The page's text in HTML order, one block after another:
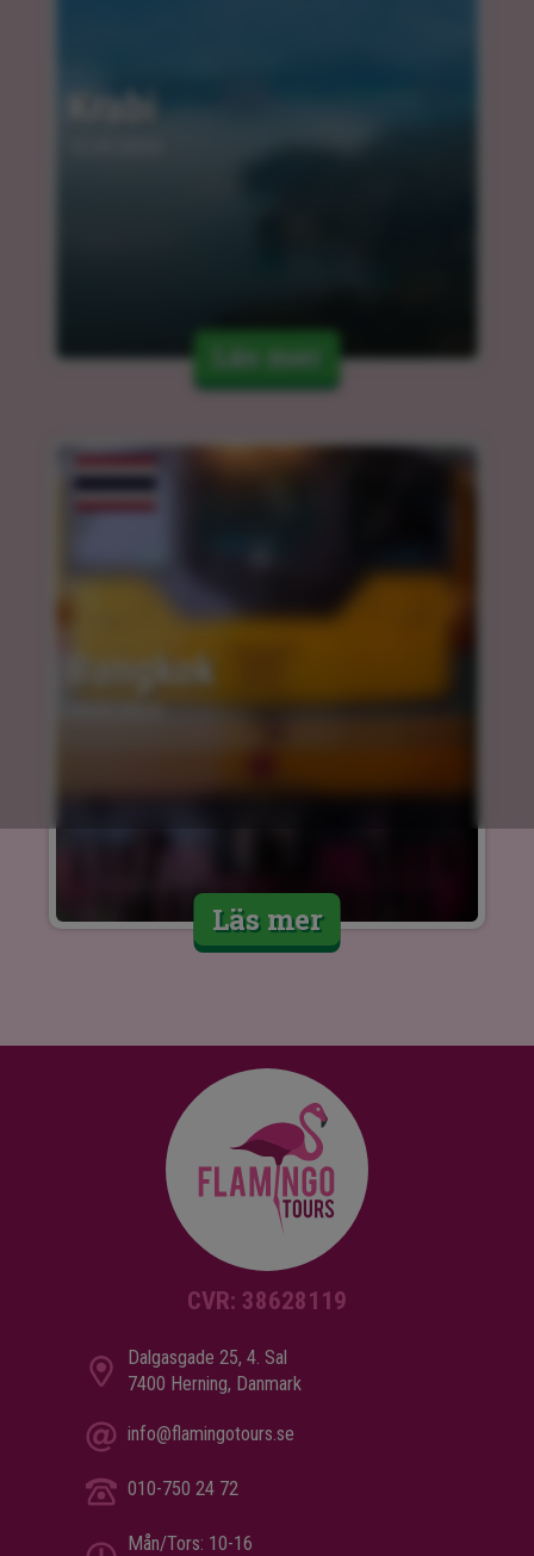
Krabi
Läs mer
Bangkok
Läs mer
CVR: 38628119
Dalgasgade 25, 4. Sal
7400 Herning, Danmark
info@flamingotours.se
010-750 24 72
Mån/Tors: 10-16